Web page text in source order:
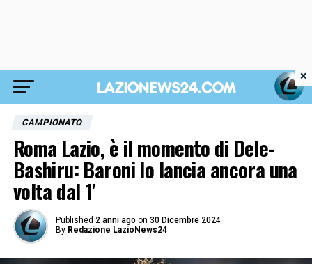
CAMPIONATO
Roma Lazio, è il momento di Dele-
Bashiru: Baroni lo lancia ancora una
volta dal 1′
Published 2 anni ago on 30 Dicembre 2024
By Redazione LazioNews24
×